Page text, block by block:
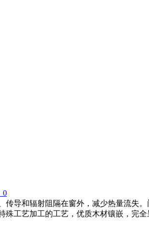
0
导和辐射阻隔在窗外，减少热量流失
工艺加工的工艺，优质木材镶嵌，完